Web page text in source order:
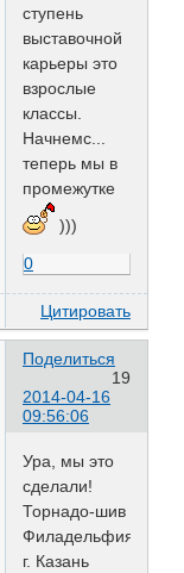
ступень
выставочной
карьеры это
взрослые
классы.
Начнемс...
теперь мы в
промежутке
)))
0
Цитировать
Поделиться
19
2014-04-16
09:56:06
Ура, мы это
сделали!
Торнадо-шив
Филадельфия
г. Казань